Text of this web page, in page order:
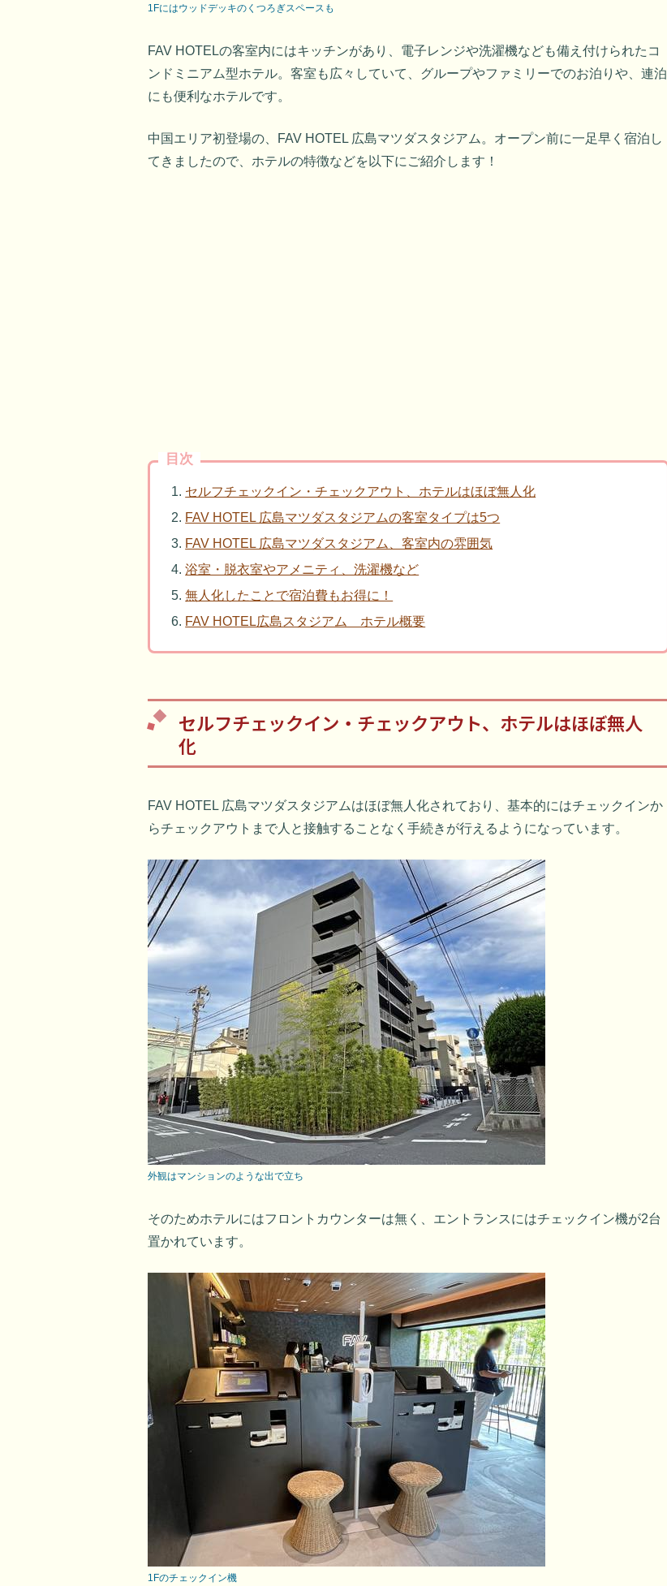
1Fにはウッドデッキのくつろぎスペースも
FAV HOTELの客室内にはキッチンがあり、電子レンジや洗濯機なども備え付けられたコ
ンドミニアム型ホテル。客室も広々していて、グループやファミリーでのお泊りや、連泊
にも便利なホテルです。
中国エリア初登場の、FAV HOTEL 広島マツダスタジアム。オープン前に一足早く宿泊し
てきましたので、ホテルの特徴などを以下にご紹介します！
目次
セルフチェックイン・チェックアウト、ホテルはほぼ無人化
FAV HOTEL 広島マツダスタジアムの客室タイプは5つ
FAV HOTEL 広島マツダスタジアム、客室内の雰囲気
浴室・脱衣室やアメニティ、洗濯機など
無人化したことで宿泊費もお得に！
FAV HOTEL広島スタジアム ホテル概要
セルフチェックイン・チェックアウト、ホテルはほぼ無人
化
FAV HOTEL 広島マツダスタジアムはほぼ無人化されており、基本的にはチェックインか
らチェックアウトまで人と接触することなく手続きが行えるようになっています。
外観はマンションのような出で立ち
そのためホテルにはフロントカウンターは無く、エントランスにはチェックイン機が2台
置かれています。
1Fのチェックイン機